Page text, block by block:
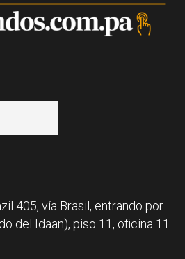
405, vía Brasil, entrando por
del Idaan), piso 11, oficina 11